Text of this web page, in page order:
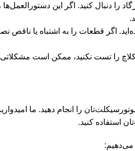
دنبال کنید. اگر این دستورالعمل‌ها
اگر قطعات را به اشتباه یا ناقص
را تست نکنید، ممکن است مشکلاتی
را انجام دهید. ما
استفاده کنید.
می‌دهیم: